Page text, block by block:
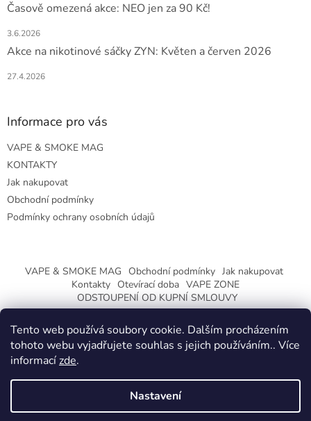
Tento web používá soubory cookie. Dalším procházením
tohoto webu vyjadřujete souhlas s jejich používáním.. Více
informacízde.
Nastavení
Časově omezená akce: NEO jen za 90 Kč!
3.6.2026
Akce na nikotinové sáčky ZYN: Květen a červen 2026
27.4.2026
Informace pro vás
VAPE & SMOKE MAG
KONTAKTY
Jak nakupovat
Obchodní podmínky
Podmínky ochrany osobních údajů
VAPE & SMOKE MAG Obchodní podmínky Jak nakupovat
Kontakty Otevírací doba VAPE ZONE
ODSTOUPENÍ OD KUPNÍ SMLOUVY